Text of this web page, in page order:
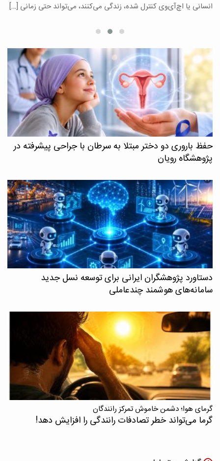
انسانی یا اچ‌آی‌وی کنترل شده، زندگی می‌کنند، می‌تواند حتی زمانی […]
حفظ باروری دو دختر مبتلا به سرطان با جراحی پیشرفته در
پژوهشگاه رویان
دستاورد پژوهشگران ایرانی برای توسعه نسل جدید
سامانه‌های هوشمند چندعاملی
گرمای هوا؛ دشمن خاموش تمرکز رانندگان
گرما می‌تواند خطر تصادفات رانندگی را افزایش دهد!